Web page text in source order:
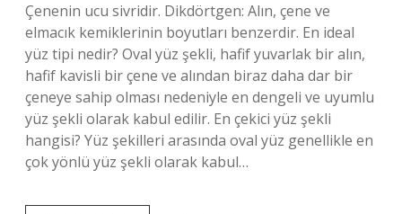
Çenenin ucu sivridir. Dikdörtgen: Alın, çene ve
elmacık kemiklerinin boyutları benzerdir. En ideal
yüz tipi nedir? Oval yüz şekli, hafif yuvarlak bir alın,
hafif kavisli bir çene ve alından biraz daha dar bir
çeneye sahip olması nedeniyle en dengeli ve uyumlu
yüz şekli olarak kabul edilir. En çekici yüz şekli
hangisi? Yüz şekilleri arasında oval yüz genellikle en
çok yönlü yüz şekli olarak kabul…